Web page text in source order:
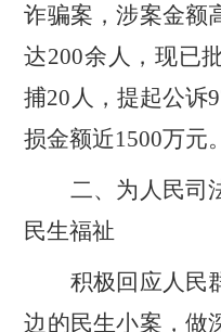
诈骗案，涉案金额
达200余人， 现已
捕20 人，提起公诉
损金额近1500万元。
二、为人民司
民生福祉
积极回应人民
边的民生小案，做